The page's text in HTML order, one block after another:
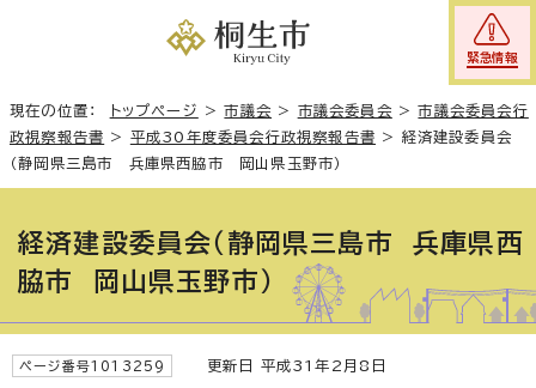
緊急情報
現在の位置： トップページ >市議会 > 市議会委員会 >市議会委員会行
政視察報告書 > 平成30年度委員会行政視察報告書 > 経済建設委員会
（静岡県三島市 兵庫県西脇市 岡山県玉野市）
経済建設委員会（静岡県三島市 兵庫県西
脇市 岡山県玉野市）
ページ番号1013259 更新日 平成31年2月8日